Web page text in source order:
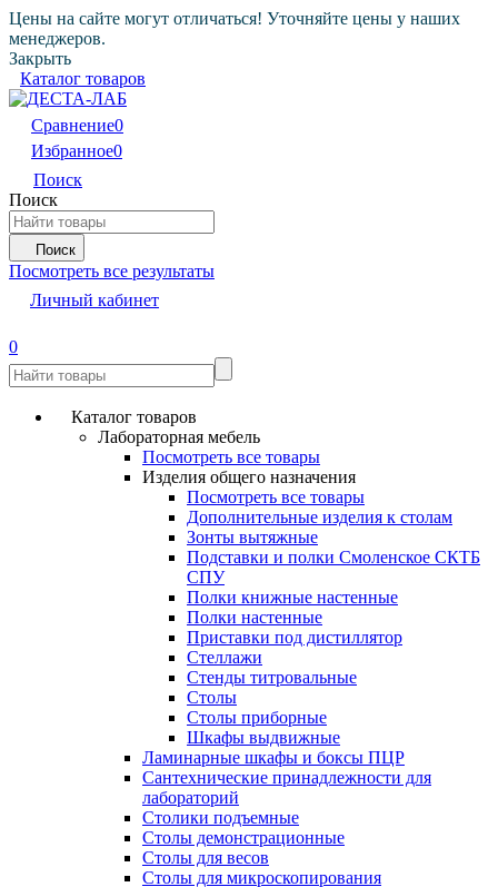
Цены на сайте могут отличаться! Уточняйте цены у наших
менеджеров.
Закрыть
Каталог товаров
Сравнение0
Избранное0
Поиск
Поиск
Поиск
Посмотреть все результаты
Личный кабинет
0
Каталог товаров
Лабораторная мебель
Посмотреть все товары
Изделия общего назначения
Посмотреть все товары
Дополнительные изделия к столам
Зонты вытяжные
Подставки и полки Смоленское СКТБ
СПУ
Полки книжные настенные
Полки настенные
Приставки под дистиллятор
Стеллажи
Стенды титровальные
Столы
Столы приборные
Шкафы выдвижные
Ламинарные шкафы и боксы ПЦР
Сантехнические принадлежности для
лабораторий
Столики подъемные
Столы демонстрационные
Столы для весов
Столы для микроскопирования